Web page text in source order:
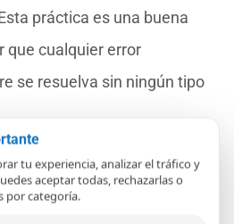
práctica es una buena
que cualquier error
se resuelva sin ningún tipo
es recalibrar la báscula.
pueden permitir
tu experiencia, analizar el tráfico y
aceptar todas, rechazarlas o
por categoría.